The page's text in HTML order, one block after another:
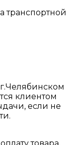
транспортной
клиентом
если не